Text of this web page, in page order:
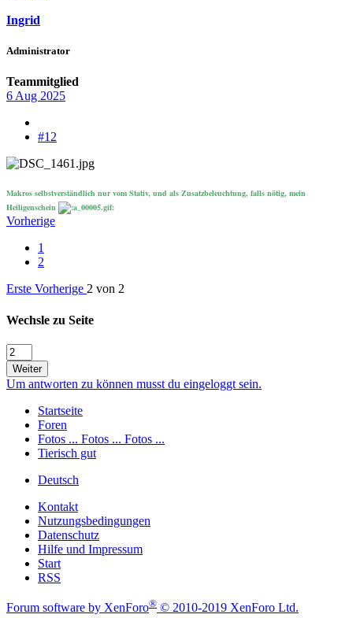
Ingrid
Administrator
Teammitglied
6 Aug 2025
#12
Makros selbstverständlich nur vom Stativ, und als Zusatzbeleuchtung, falls nötig, mein
Heiligenschein
Vorherige
1
2
Erste Vorherige 2 von 2
Wechsle zu Seite
Weiter
Um antworten zu können musst du eingeloggt sein.
Startseite
Foren
Fotos ... Fotos ... Fotos ...
Tierisch gut
Deutsch
Kontakt
Nutzungsbedingungen
Datenschutz
Hilfe und Impressum
Start
RSS
Forum software by XenForo® © 2010-2019 XenForo Ltd.